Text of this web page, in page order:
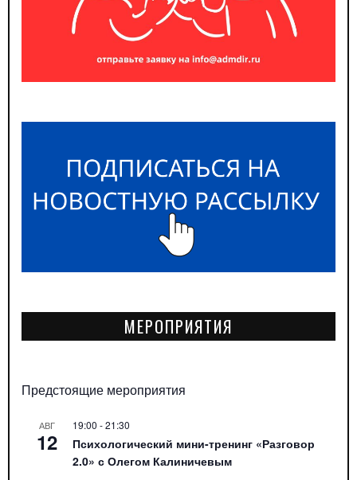
МЕРОПРИЯТИЯ
Предстоящие мероприятия
АВГ
12
19:00 -21:30
Психологический мини-тренинг «Разговор
2.0» с Олегом Калиничевым